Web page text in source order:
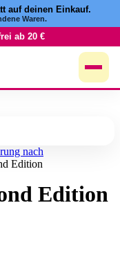
auf deinen Einkauf.
Waren.
ab 20 €
nach
Edition
Edition